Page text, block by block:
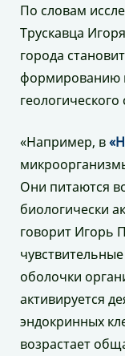
По словам
Трускавца
города
формированию
«Например, в
Они питаются
биологически
говорит Игорь
оболочки
активируется
эндокринных
возрастает